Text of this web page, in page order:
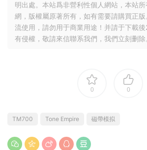
明出處。本站爲非營利性個人網站，本站
網，版權屬原著所有，如有需要請購買正
流使用，請勿用于商業用途！并請于下載
有侵權，敬請來信聯系我們，我們立刻删除
0 0
TM700 Tone Empire 磁帶模拟